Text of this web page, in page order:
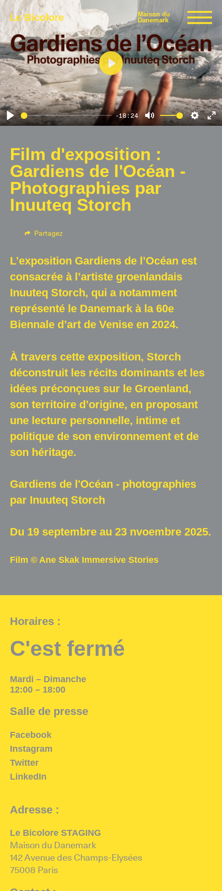
Le Bicolore
Expositions
Événements
Digital
E-boutique
Info
Salle d'exposition
Salle de presse
Partenariats
En
Maison du
Danemark
Play
-18:24
Mute
Play
Film d'exposition :
Gardiens de l'Océan -
Photographies par
Inuuteq Storch
Partagez
L’exposition Gardiens de l’Océan est
consacrée à l’artiste groenlandais
Inuuteq Storch, qui a notamment
représenté le Danemark à la 60e
Biennale d’art de Venise en 2024.
À travers cette exposition, Storch
déconstruit les récits dominants et les
idées préconçues sur le Groenland,
son territoire d’origine, en proposant
une lecture personnelle, intime et
politique de son environnement et de
son héritage.
Gardiens de l'Océan - photographies
par Inuuteq Storch
Du 19 septembre au 23 nvoembre 2025.
Film © Ane Skak Immersive Stories
Horaires :
C'est fermé
Mardi – Dimanche
12:00 – 18:00
Salle de presse
Facebook
Instagram
Twitter
LinkedIn
Adresse :
Le Bicolore STAGING
Maison du Danemark
142 Avenue des Champs-Elysées
75008 Paris